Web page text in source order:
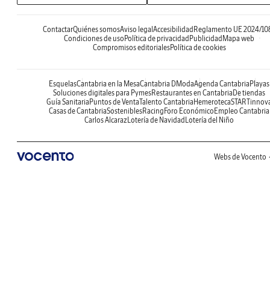
ContactarQuiénes somosAviso legal Accesibilidad Reglamento UE 2024/
Condiciones de uso Política de privacidad Publicidad Mapa web
Compromisos editorialesPolítica de cookies
EsquelasCantabria en la MesaCantabria DModaAgenda Cantabria Playas
Soluciones digitales para PymesRestaurantes en Cantabria De tiendas
Guía Sanitaria Puntos de VentaTalento Cantabria Hemeroteca
Casas de CantabriaSosteniblesRacing Foro Económico Empleo Cantabria
Carlos Alcaraz Lotería de Navidad Lotería del Niño
Webs de Vocento